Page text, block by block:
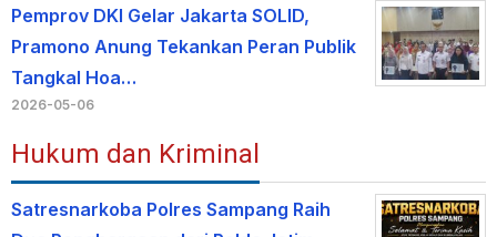
Pemprov DKI Gelar Jakarta SOLID,
Pramono Anung Tekankan Peran Publik
Tangkal Hoa…
2026-05-06
Hukum dan Kriminal
Satresnarkoba Polres Sampang Raih